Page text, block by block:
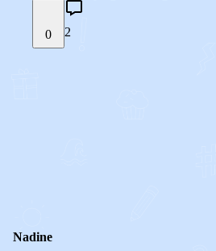
0 2
Nadine